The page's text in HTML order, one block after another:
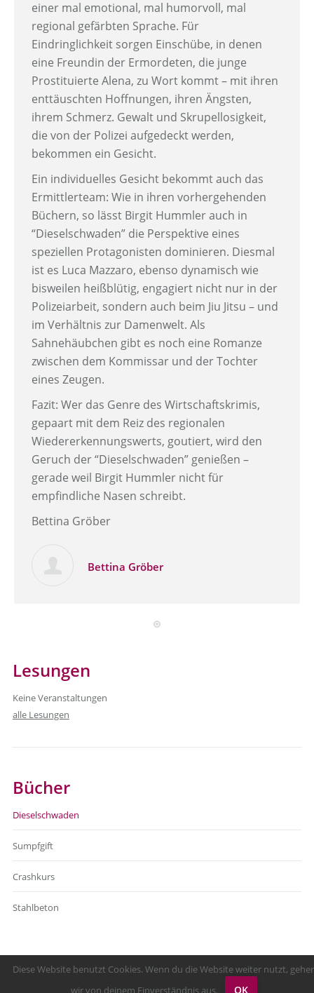
einer mal emotional, mal humorvoll, mal
regional gefärbten Sprache. Für
Eindringlichkeit sorgen Einschübe, in denen
eine Freundin der Ermordeten, die junge
Prostituierte Alena, zu Wort kommt – mit ihren
enttäuschten Hoffnungen, ihren Ängsten,
ihrem Schmerz. Gewalt und Skrupellosigkeit,
die von der Polizei aufgedeckt werden,
bekommen ein Gesicht.
Ein individuelles Gesicht bekommt auch das
Ermittlerteam: Wie in ihren vorhergehenden
Büchern, so lässt Birgit Hummler auch in
“Dieselschwaden” die Perspektive eines
speziellen Protagonisten dominieren. Diesmal
ist es Luca Mazzaro, ebenso dynamisch wie
bisweilen heißblütig, engagiert nicht nur in der
Polizeiarbeit, sondern auch beim Jiu­ Jitsu – und
im Verhältnis zur Damenwelt. Als
Sahnehäubchen gibt es noch eine Romanze
zwischen dem Kommissar und der Tochter
eines Zeugen.
Fazit: Wer das Genre des Wirtschaftskrimis,
gepaart mit dem Reiz des regionalen
Wiedererkennungswerts, goutiert, wird den
Geruch der “Dieselschwaden” genießen –
gerade weil Birgit Hummler nicht für
empfindliche Nasen schreibt.
Bettina Gröber
Bettina Gröber
Lesungen
Keine Veranstaltungen
alle Lesungen
Bücher
Dieselschwaden
Sumpfgift
Crashkurs
Stahlbeton
Diese Website benutzt Cookies. Wenn du die Website weiter nutzt,
wir von deinem Einverständnis aus.
OK